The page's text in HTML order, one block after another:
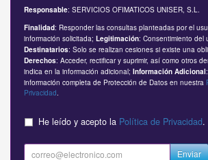
Responsable: SERVICIOS OFIMATICOS UNISER, S.L.
Finalidad: Responder las consultas planteadas por el
información solicitada; Legitimación: Consentimiento del
Destinatarios: Solo se realizan cesiones si existe una
Derechos: Acceder, rectificar y suprimir, así como otros
indica en la información adicional; Información Adicional
información completa de Protección de Datos en nuestra
Privacidad.
He leído y acepto la Política de Privacidad.
Enviar